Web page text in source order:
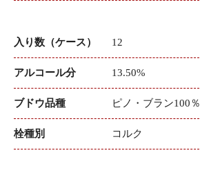
入り数（ケース） 12
アルコール分 13.50%
ブドウ品種 ピノ・ブラン100％
栓種別 コルク